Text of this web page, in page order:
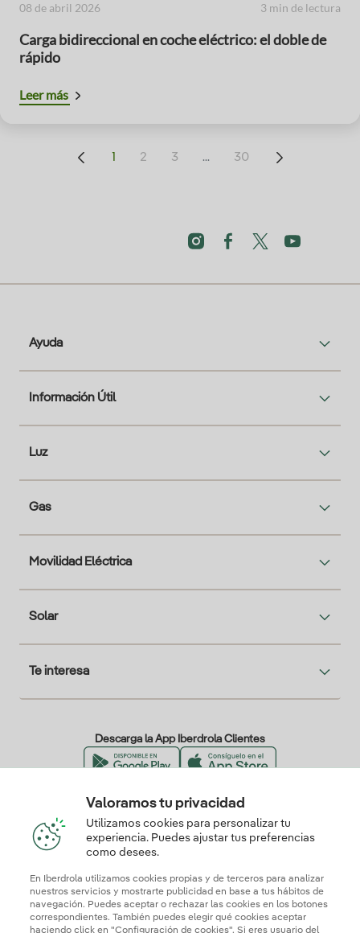
08 de abril 2026 3 min de lectura
Carga bidireccional en coche eléctrico: el doble de
rápido
Leer más
1 2 3 ... 30
Ayuda
Información Útil
Luz
Gas
Movilidad Eléctrica
Solar
Te interesa
Descarga la App Iberdrola Clientes
Nuestros certificados de confianza
Valoramos tu privacidad
Utilizamos cookies para personalizar tu
experiencia. Puedes ajustar tus preferencias
como desees.
En Iberdrola utilizamos cookies propias y de terceros para analizar
nuestros servicios y mostrarte publicidad en base a tus hábitos de
navegación. Puedes aceptar o rechazar las cookies en los botones
correspondientes. También puedes elegir qué cookies aceptar
haciendo click en "Configuración de cookies". Si eres usuario del